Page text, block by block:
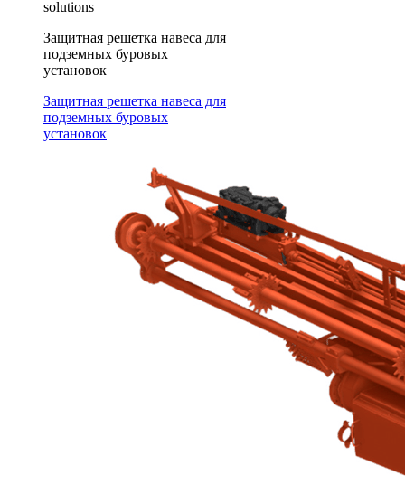
solutions
Защитная решетка навеса для
подземных буровых
установок
Защитная решетка навеса для
подземных буровых
установок